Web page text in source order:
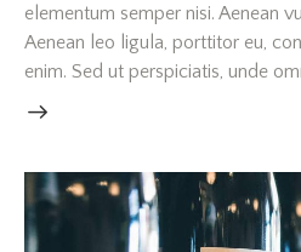
elementum semper nisi. Aenean
Aenean leo ligula, porttitor eu,
enim. Sed ut perspiciatis, unde